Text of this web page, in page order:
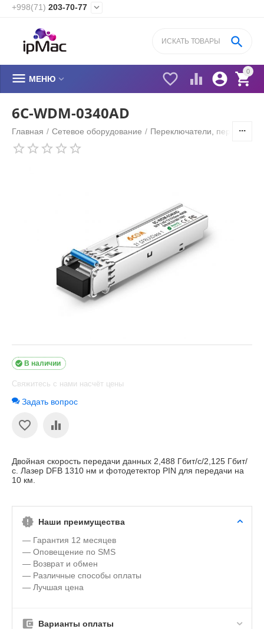
+998(71) 203-70-77 
0


 

 МЕНЮ 
6C-WDM-0340AD
Главная / Сетевое оборудование / Переключатели,
В наличии

Свяжитесь с нами насчёт цены
Задать вопрос
Двойная скорость передачи данных 2,488 Гбит/с/2,125 Гбит/
с. Лазер DFB 1310 нм и фотодетектор PIN для передачи на
10 км.
Наши преимущества
— Гарантия 12 месяцев
— Оповещение по SMS
— Возврат и обмен
— Различные способы оплаты
— Лучшая цена
Варианты оплаты